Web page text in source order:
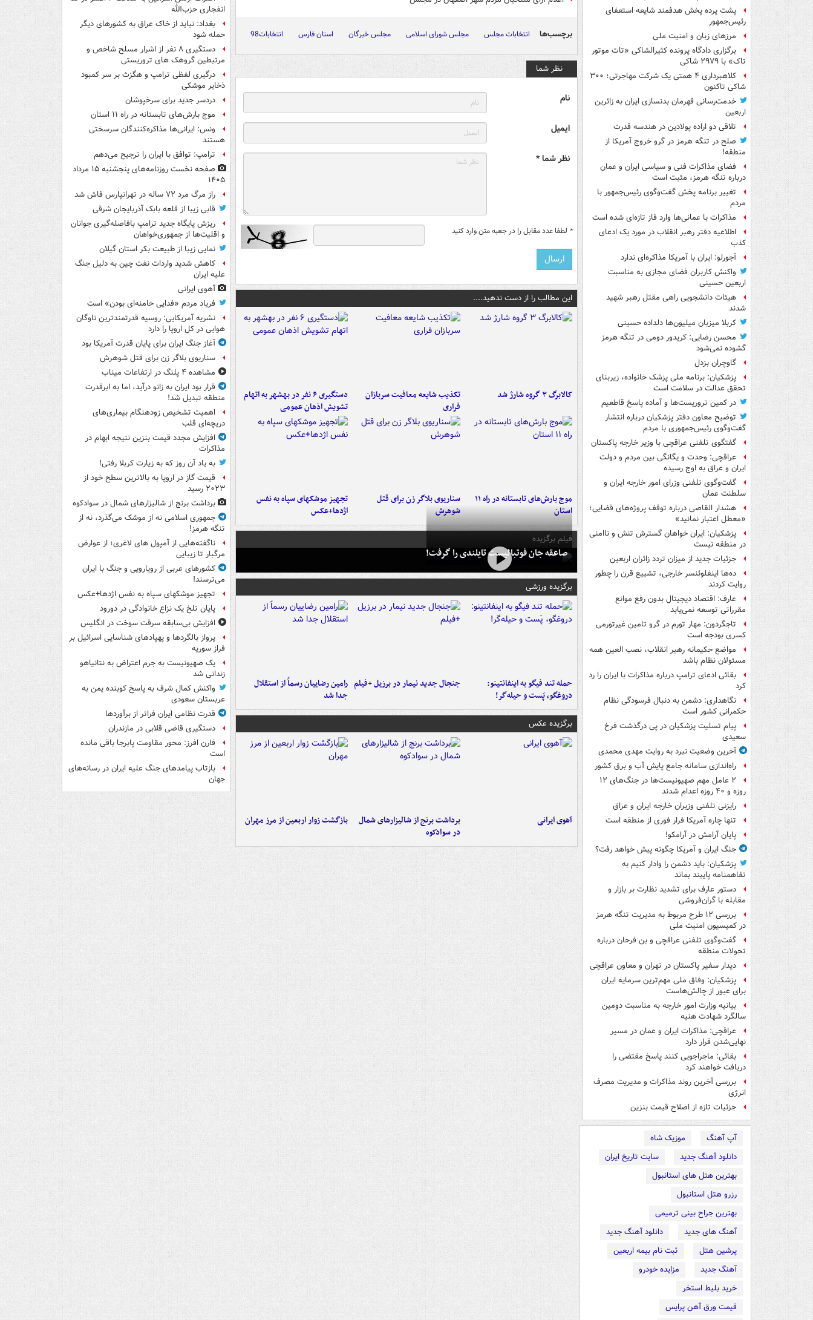
پشت پرده پخش هدفمند شایعه استعفای
رئیس‌جمهور
مرزهای زبان و امنیت ملی
برگزاری دادگاه پرونده کثیرالشاکی «تات موتور
تاک» با ۲۹۷۹ شاکی
کلاهبرداری ۴ همتی یک شرکت مهاجرتی؛ ۳۰۰
شاکی تاکنون
خدمت‌رسانی قهرمان بدنسازی ایران به زائرین
اربعین
تلاقی دو اراده پولادین در هندسه قدرت
صلح در تنگه هرمز در گرو خروج آمریکا از
منطقه!
فضای مذاکرات فنی و سیاسی ایران و عمان
درباره تنگه هرمز، مثبت است
تغییر برنامه پخش گفت‌وگوی رئیس‌جمهور با
مردم
مذاکرات با عمانی‌ها وارد فاز تازه‌ای شده است
اطلاعیه دفتر رهبر انقلاب در مورد یک ادعای
کذب
آجورلو: ایران با آمریکا مذاکره‌ای ندارد
واکنش کاربران فضای مجازی به مناسبت
اربعین حسینی
هیئات دانشجویی راهی مقتل رهبر شهید
شدند
کربلا میزبان میلیون‌ها دلداده حسینی
محسن رضایی: کریدور دومی در تنگه هرمز
گشوده نمی‌شود
گاوچران بزدل
پزشکیان: برنامه ملی پزشک خانواده، زیربنای
تحقق عدالت در سلامت است
در کمین تروریست‌ها و آماده پاسخ قاطعیم
توضیح معاون دفتر پزشکیان درباره انتشار
گفت‌وگوی رئیس‌جمهوری با مردم
گفتگوی تلفنی عراقچی با وزیر خارجه پاکستان
عراقچی: وحدت و یگانگی بین مردم و دولت
ایران و عراق به اوج رسیده
گفت‌وگوی تلفنی وزرای امور خارجه ایران و
سلطنت عمان
هشدار القاصی درباره توقف پروژه‌های قضایی؛
«معطل اعتبار نمانید»
پزشکیان: ایران خواهان گسترش تنش و ناامنی
در منطقه نیست
جزئیات جدید از میزان تردد زائران اربعین
ده‌ها اینفلوئنسر خارجی، تشییع قرن را چطور
روایت کردند
عارف: اقتصاد دیجیتال بدون رفع موانع
مقرراتی توسعه نمی‌یابد
تاجگردون: مهار تورم در گرو تامین غیرتورمی
کسری بودجه است
مواضع حکیمانه رهبر انقلاب، نصب العین همه
مسئولان نظام باشد
بقائی ادعای ترامپ درباره مذاکرات با ایران را رد
کرد
نگاهداری: دشمن به دنبال فرسودگی نظام
حکمرانی کشور است
پیام تسلیت پزشکیان در پی درگذشت فرخ
سعیدی
آخرین وضعیت نبرد به روایت مهدی محمدی
راه‌اندازی سامانه جامع پایش آب و برق کشور
۲ عامل مهم صهیونیست‌ها در جنگ‌های ۱۲
روزه و ۴۰ روزه اعدام شدند
رایزنی تلفنی وزیران خارجه ایران و عراق
تنها چاره آمریکا فرار فوری از منطقه است
پایان آرامش در آرامکو!
جنگ ایران و آمریکا چگونه پیش خواهد رفت؟
پزشکیان: باید دشمن را وادار کنیم به
تفاهم‎نامه پایبند بماند
دستور عارف برای تشدید نظارت بر بازار و
مقابله با گران‌فروشی
بررسی ۱۲ طرح مربوط به مدیریت تنگه هرمز
در کمیسیون امنیت ملی
گفت‌وگوی تلفنی عراقچی و بن فرحان درباره
تحولات منطقه
دیدار سفیر پاکستان در تهران و معاون عراقچی
پزشکیان: وفاق ملی مهم‌ترین سرمایه ایران
برای عبور از چالش‌هاست
بیانیه وزارت امور خارجه به مناسبت دومین
سالگرد شهادت هنیه
عراقچی: مذاکرات ایران و عمان در مسیر
نهایی‌شدن قرار دارد
بقائی: ماجراجویی کنند پاسخ مقتضی را
دریافت خواهند کرد
بررسی آخرین روند مذاکرات و مدیریت مصرف
انرژی
جزئیات تازه از اصلاح قیمت بنزین
آپ آهنگ
موزیک شاه
دانلود آهنگ جدید
سایت تاریخ ایران
بهترین هتل های استانبول
رزرو هتل استانبول
بهترین جراح بینی ترمیمی
آهنگ های جدید
دانلود آهنگ جدید
پرشین هتل
ثبت نام بیمه اربعین
آهنگ جدید
مزایده خودرو
خرید بلیط استخر
قیمت ورق آهن پرایس
برچسب‌ها انتخابات مجلس مجلس شورای اسلامی مجلس خبرگان استان فارس انتخابات98
نظر شما
نام
ایمیل
نظر شما *
* لطفا عدد مقابل را در جعبه متن وارد کنید
این مطالب را از دست ندهید....
کالابرگ ۳ گروه شارژ شد
تکذیب شایعه معافیت سربازان
فراری
دستگیری ۶ نفر در بهشهر به اتهام
تشویش اذهان عمومی
موج بارش‌های تابستانه در راه ۱۱
استان
سناریوی بلاگر زن برای قتل
شوهرش
تجهیز موشکهای سپاه به نفس
اژدها+عکس
فیلم برگزیده
صاعقه جان فوتبالیست تایلندی را گرفت!
برگزیده ورزشی
حمله تند فیگو به اینفانتینو:
دروغگو، پَست‌ و حیله‌گر!
جنجال جدید نیمار در برزیل +فیلم رامین رضاییان رسماً از استقلال
جدا شد
برگزیده عکس
آهوی ایرانی
برداشت برنج از شالیزارهای شمال
در سوادکوه
بازگشت زوار اربعین از مرز مهران
انفجاری حزب‌الله
بغداد: نباید از خاک عراق به کشورهای دیگر
حمله شود
دستگیری ۸ نفر از اشرار مسلح شاخص و
مرتبطین گروهک های تروریستی
درگیری لفظی ترامپ و هگزث بر سر کمبود
ذخایر موشکی
دردسر جدید برای سرخپوشان
موج بارش‌های تابستانه در راه ۱۱ استان
ونس: ایرانی‌ها مذاکره‌کنندگان سرسختی
هستند
ترامپ: توافق با ایران را ترجیح می‌دهم
صفحه نخست روزنامه‌های پنجشنبه ۱۵ مرداد
۱۴۰۵
راز مرگ مرد ۷۲ ساله در تهرانپارس فاش شد
قابی زیبا از قلعه بابک آذربایجان شرقی
ریزش پایگاه جدید ترامپ بافاصله‌گیری جوانان
و اقلیت‌ها از جمهوری‌خواهان
نمایی زیبا از طبیعت بکر استان گیلان
کاهش شدید واردات نفت چین به دلیل جنگ
علیه ایران
آهوی ایرانی
فریاد مردم «فدایی خامنه‌ای بودن» است
نشریه آمریکایی: روسیه قدرتمندترین ناوگان
هوایی در کل اروپا را دارد
آغاز جنگ ایران برای پایان قدرت آمریکا بود
سناریوی بلاگر زن برای قتل شوهرش
مشاهده ۴ پلنگ در ارتفاعات میناب
قرار بود ایران به زانو درآید، اما به ابرقدرت
منطقه تبدیل شد!
اهمیت تشخیص زودهنگام بیماری‌های
دریچه‌ای قلب
افزایش مجدد قیمت بنزین نتیجه ابهام در
مذاکرات
به یاد آن روز که به زیارت کربلا رفتی!
قیمت گاز در اروپا به بالاترین سطح خود از
۲۰۲۳ رسید
برداشت برنج از شالیزارهای شمال در سوادکوه
جمهوری اسلامی نه از موشک می‌گذرد، نه از
تنگه هرمز!
ناگفته‌هایی از آمپول های لاغری؛ از عوارض
مرگبار تا زیبایی
کشورهای عربی از رویارویی و جنگ با ایران
می‌ترسند!
تجهیز موشکهای سپاه به نفس اژدها+عکس
پایان تلخ یک نزاع خانوادگی در دورود
افزایش بی‌سابقه سرقت سوخت در انگلیس
پرواز بالگردها و پهپادهای شناسایی اسرائیل بر
فراز سوریه
یک صهیونیست به جرم اعتراض به نتانیاهو
زندانی شد
واکنش کمال شرف به پاسخ کوبنده یمن به
عربستان سعودی
قدرت نظامی ایران فراتر از برآوردها
دستگیری قاضی قلابی در مازندران
فارن افرز: محور مقاومت پابرجا باقی مانده
است
بازتاب پیامدهای جنگ علیه ایران در رسانه‌های
جهان